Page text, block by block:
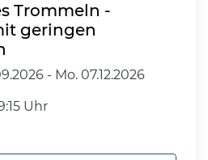
Trommeln -
geringen
- Mo. 07.12.2026
Uhr